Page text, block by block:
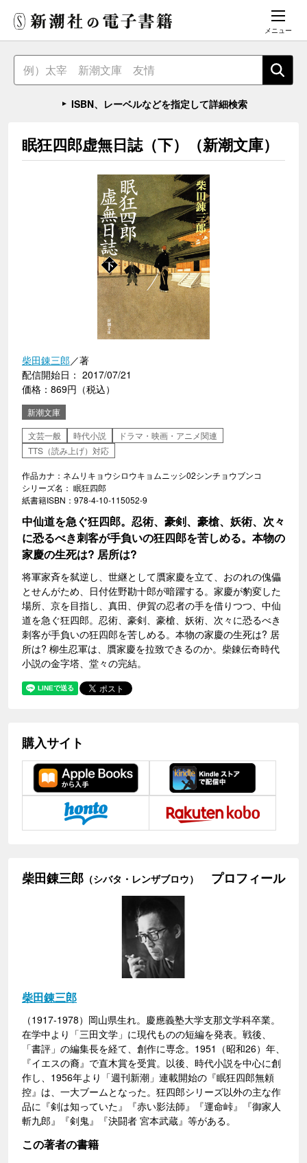
メニュー
ISBN、レーベルなどを指定して詳細検索
眠狂四郎虚無日誌（下）（新潮文庫）
柴田錬三郎／著
配信開始日： 2017/07/21
価格：869円（税込）
新潮文庫
文芸一般
時代小説
ドラマ・映画・アニメ関連
TTS（読み上げ）対応
作品カナ：ネムリキョウシロウキョムニッシ02シンチョウブンコ
シリーズ名： 眠狂四郎
紙書籍ISBN：978-4-10-115052-9
中仙道を急ぐ狂四郎。忍術、豪剣、豪槍、妖術、次々
に恐るべき刺客が手負いの狂四郎を苦しめる。本物の
家慶の生死は? 居所は?
将軍家斉を弑逆し、世継として贋家慶を立て、おのれの傀儡
とせんがため、日付佐野勘十郎が暗躍する。家慶が豹変した
場所、京を目指し、真田、伊賀の忍者の手を借りつつ、中仙
道を急ぐ狂四郎。忍術、豪剣、豪槍、妖術、次々に恐るべき
刺客が手負いの狂四郎を苦しめる。本物の家慶の生死は? 居
所は? 柳生忍軍は、贋家慶を拉致できるのか。柴錬伝奇時代
小説の金字塔、堂々の完結。
購入サイト
柴田錬三郎 （シバタ・レンザブロウ） プロフィール
柴田錬三郎
（1917-1978）岡山県生れ。慶應義塾大学支那文学科卒業。
在学中より「三田文学」に現代ものの短編を発表。戦後、
「書評」の編集長を経て、創作に専念。1951（昭和26）年、
『イエスの裔』で直木賞を受賞。以後、時代小説を中心に創
作し、1956年より「週刊新潮」連載開始の『眠狂四郎無頼
控』は、一大ブームとなった。狂四郎シリーズ以外の主な作
品に『剣は知っていた』『赤い影法師』『運命峠』『御家人
斬九郎』『剣鬼』『決闘者 宮本武蔵』等がある。
この著者の書籍